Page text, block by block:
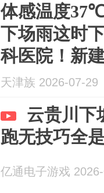
体感温度
下场雨这时
科医院！新
交禁行！这
天津…
天津族 2026-07-29
云贵川下
跑无技巧全
亿通电子游戏